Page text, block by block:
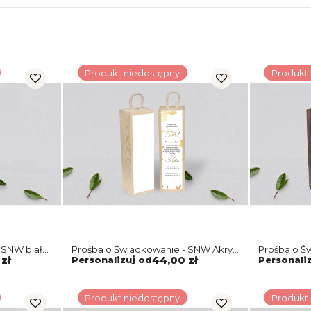
biała
Produkt niedostępny
Prośba o Świadkowanie - SNW Akryl
naturalna Marmur & Złoto Motyw 5
Personalizuj od44,00 zł
Produkt
Prośba o
brązowa
Produkt niedostępny Produkt